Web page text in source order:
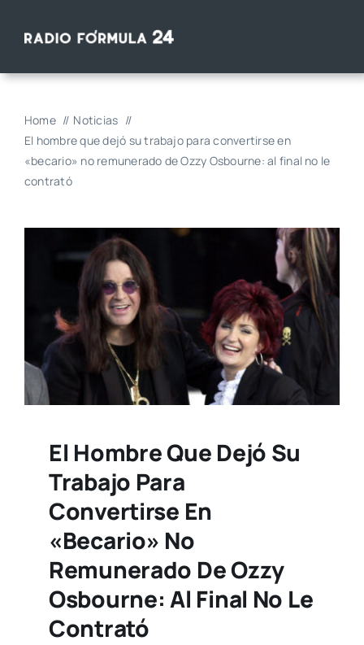
Home
Noticias
El hombre que dejó su trabajo para convertirse en
«becario» no remunerado de Ozzy Osbourne: al final no le
contrató
El Hombre Que Dejó Su
Trabajo Para
Convertirse En
«becario» No
Remunerado De Ozzy
Osbourne: Al Final No Le
Contrató